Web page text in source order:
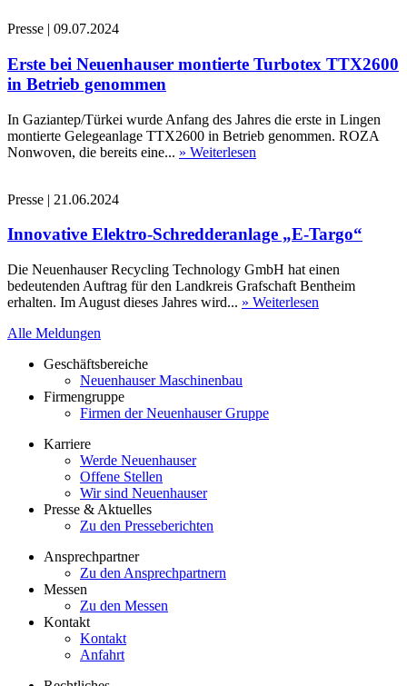
Presse | 09.07.2024
Erste bei Neuenhauser montierte Turbotex TTX2600
in Betrieb genommen
In Gaziantep/Türkei wurde Anfang des Jahres die erste in Lingen
montierte Gelegeanlage TTX2600 in Betrieb genommen. ROZA
Nonwoven, die bereits eine... » Weiterlesen
Presse | 21.06.2024
Innovative Elektro-Schredderanlage „E-Targo“
Die Neuenhauser Recycling Technology GmbH hat einen
bedeutenden Auftrag für den Landkreis Grafschaft Bentheim
erhalten. Im August dieses Jahres wird... » Weiterlesen
Alle Meldungen
Geschäftsbereiche
Neuenhauser Maschinenbau
Firmengruppe
Firmen der Neuenhauser Gruppe
Karriere
Werde Neuenhauser
Offene Stellen
Wir sind Neuenhauser
Presse & Aktuelles
Zu den Presseberichten
Ansprechpartner
Zu den Ansprechpartnern
Messen
Zu den Messen
Kontakt
Kontakt
Anfahrt